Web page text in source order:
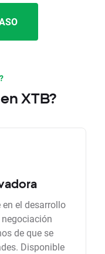
XTB?
el desarrollo
de que se
Disponible